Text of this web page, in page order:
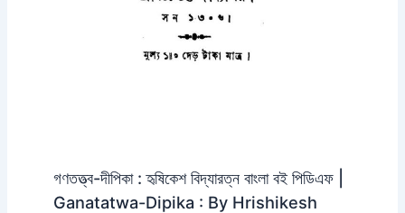
গণতত্ত্ব-দীপিকা : হৃষিকেশ বিদ্যারত্ন বাংলা বই পিডিএফ |
Ganatatwa-Dipika : By Hrishikesh